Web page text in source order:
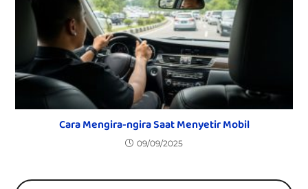
Cara Mengira-ngira Saat Menyetir Mobil
09/09/2025